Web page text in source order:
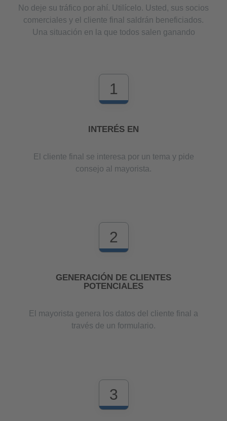
No deje su tráfico por ahí. Utilícelo. Usted, sus socios
comerciales y el cliente final saldrán beneficiados.
Una situación en la que todos salen ganando
1
INTERÉS EN
El cliente final se interesa por un tema y pide
consejo al mayorista.
2
GENERACIÓN DE CLIENTES
POTENCIALES
El mayorista genera los datos del cliente final a
través de un formulario.
3